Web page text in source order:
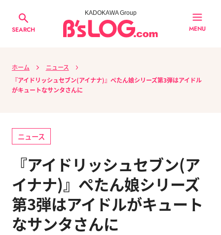
SEARCH
KADOKAWA Group
MENU
ホーム
ニュース
『アイドリッシュセブン(アイナナ)』ぺたん娘シリーズ第3弾はアイドル
がキュートなサンタさんに
ニュース
『アイドリッシュセブン(ア
イナナ)』ぺたん娘シリーズ
第3弾はアイドルがキュート
なサンタさんに